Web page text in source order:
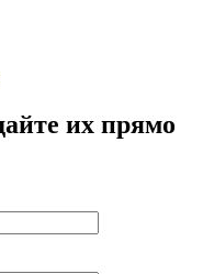
их прямо